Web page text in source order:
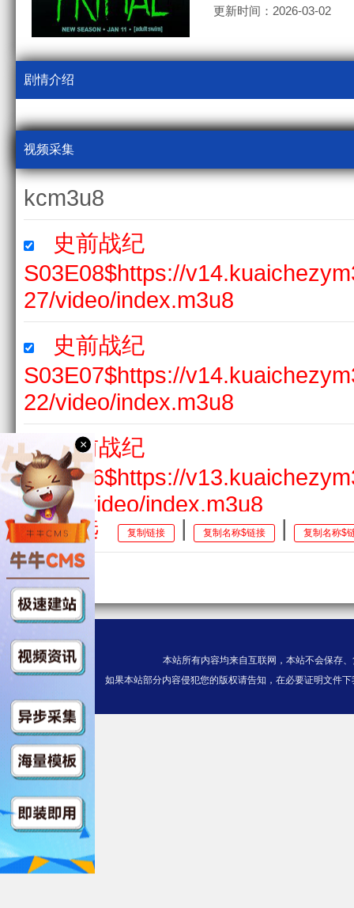
更新时间：2026-03-02
剧情介绍
视频采集
kcm3u8
史前战纪
S03E08$https://
27/video/index.m3u8
史前战纪
S03E07$https://
22/video/index.m3u8
史前战纪
S03E06$https://
Nq22/video/index.m3u8
史前战纪
S03E05$https://
2/video/index.m3u8
史前战纪
S03E04$https://
Gj27/video/index.m3u8
史前战纪
S03E03$https://
22/video/index.m3u8
史前战纪
全选 复制链接 | 复制名称$链接 | 复制名称$
本站所有内容均来自互联网，本站不会保存
如果本站部分内容侵犯您的版权请告知，在必要证明文件
×